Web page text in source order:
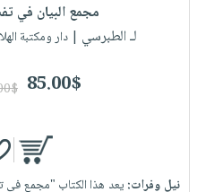
مجمع البيان في
لـ الطبرسي | دار ومكتبة
85.00$
نيل وفرات: يعد هذا الكتاب "مجمع في